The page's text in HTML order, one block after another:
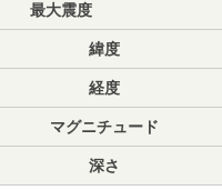
最大震度
緯度
経度
マグニチュード
深さ